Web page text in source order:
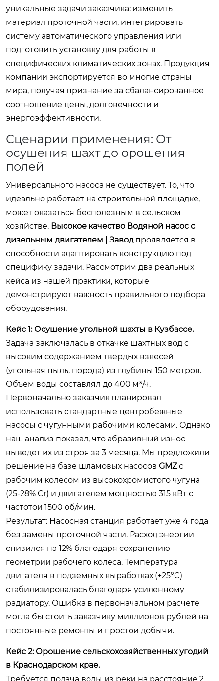
уникальные задачи заказчика: изменить
материал проточной части, интегрировать
систему автоматического управления или
подготовить установку для работы в
специфических климатических зонах. Продукция
компании экспортируется во многие страны
мира, получая признание за сбалансированное
соотношение цены, долговечности и
энергоэффективности.
Сценарии применения: От
осушения шахт до орошения
полей
Универсального насоса не существует. То, что
идеально работает на строительной площадке,
может оказаться бесполезным в сельском
хозяйстве. Высокое качество Водяной насос с
дизельным двигателем | Заводпроявляется в
способности адаптировать конструкцию под
специфику задачи. Рассмотрим два реальных
кейса из нашей практики, которые
демонстрируют важность правильного подбора
оборудования.
Кейс 1: Осушение угольной шахты в Кузбассе.
Задача заключалась в откачке шахтных вод с
высоким содержанием твердых взвесей
(угольная пыль, порода) из глубины 150 метров.
Объем воды составлял до 400 м³/ч.
Первоначально заказчик планировал
использовать стандартные центробежные
насосы с чугунными рабочими колесами. Однако
наш анализ показал, что абразивный износ
выведет их из строя за 3 месяца. Мы предложили
решение на базе шламовых насосов GMZс
рабочим колесом из высокохромистого чугуна
(25-28% Cr) и двигателем мощностью 315 кВт с
частотой 1500 об/мин.
Результат: Насосная станция работает уже 4 года
без замены проточной части. Расход энергии
снизился на 12% благодаря сохранению
геометрии рабочего колеса. Температура
двигателя в подземных выработках (+25°C)
стабилизировалась благодаря усиленному
радиатору. Ошибка в первоначальном расчете
могла бы стоить заказчику миллионов рублей на
постоянные ремонты и простои добычи.
Кейс 2: Орошение сельскохозяйственных угодий
в Краснодарском крае.
Требуется подача воды из реки на расстояние 2